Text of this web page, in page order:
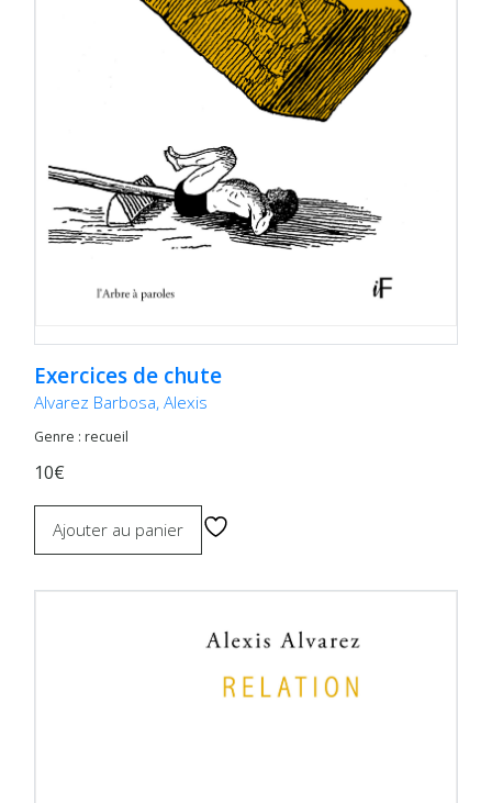
Exercices de chute
Alvarez Barbosa, Alexis
Genre : recueil
10€
Ajouter au panier